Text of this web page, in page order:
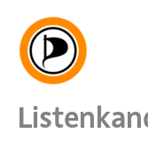
Inhalt
springen